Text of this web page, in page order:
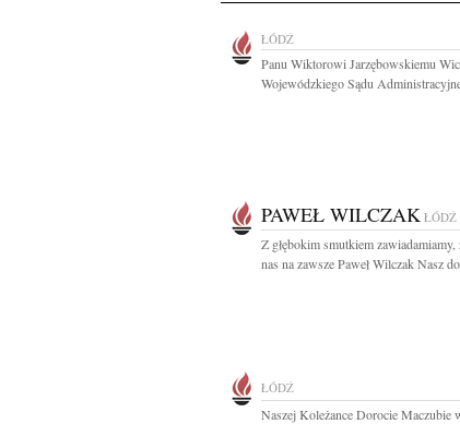
ŁÓDŹ
Panu Wiktorowi Jarzębowskiemu
Wojewódzkiego Sądu
PAWEŁ WILCZAK ŁÓDŹ
Z głębokim smutkiem zawiadamiamy,
nas na zawsze Paweł Wilczak Nasz
ŁÓDŹ
Naszej Koleżance Dorocie Maczubie